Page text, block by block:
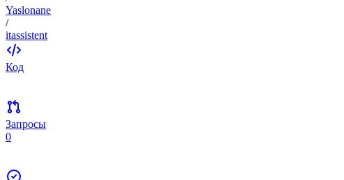
Yaslonane
/
itassistent
Код
Запросы
0